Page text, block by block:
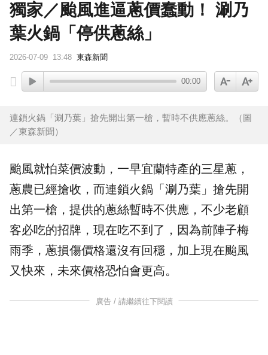
獨家／颱風進逼蔥價蠢動！ 涮乃
葉火鍋「停供蔥絲」
2026-07-09 13:48 東森新聞
00:00
連鎖火鍋「涮乃葉」搶先開出第一槍，暫時不供應蔥絲。（圖
／東森新聞）
颱風就怕菜價波動，一早宜蘭特產的三星蔥 ，
蔥農已經搶收，而連鎖火鍋「 涮乃葉 」搶先開
出第一槍，提供的蔥絲暫時不供應，不少老顧
客必吃的招牌，現在吃不到了，因為前陣子梅
雨季，蔥損傷價格還沒有回穩，加上現在颱風
又快來，未來價格恐怕會更高。
廣告 / 請繼續往下閱讀